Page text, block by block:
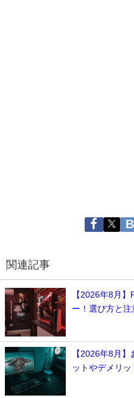
関連記事
【2026年8月
ー！選び方と注
【2026年8月
ットやデメリッ